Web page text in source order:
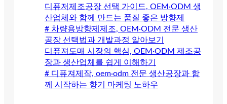
디퓨저제조공장 선택 가이드, OEM·ODM 생
산업체와 함께 만드는 품질 좋은 방향제
# 차량용방향제제조, OEM·ODM 전문 생산
공장 선택법과 개발과정 알아보기
디퓨져도매 시장의 핵심, OEM·ODM 제조공
장과 생산업체를 쉽게 이해하기
# 디퓨져제작, oem·odm 전문 생산공장과 함
께 시작하는 향기 마케팅 노하우